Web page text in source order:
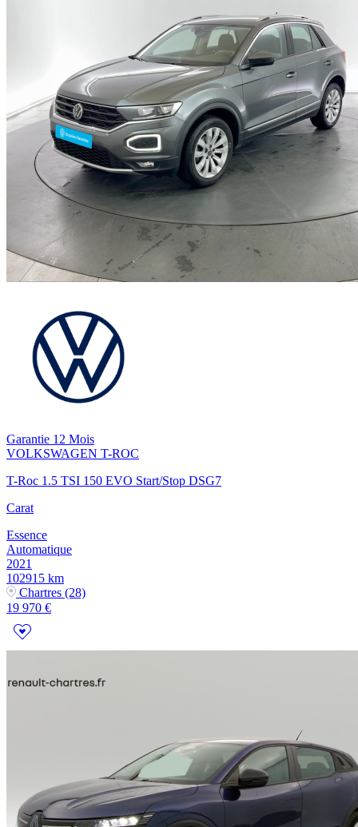
Garantie 12 Mois
VOLKSWAGEN T-ROC
T-Roc 1.5 TSI 150 EVO Start/Stop DSG7
Carat
Essence
Automatique
2021
102915 km
Chartres (28)
19 970 €